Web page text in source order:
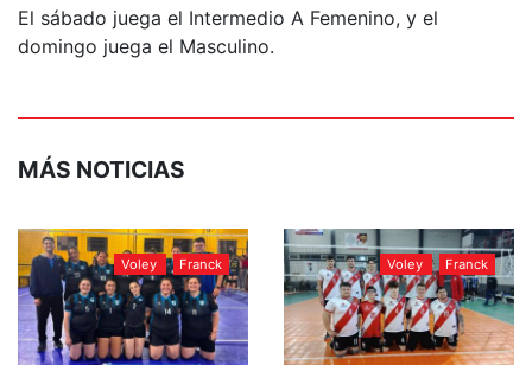
El sábado juega el Intermedio A Femenino, y el
domingo juega el Masculino.
MÁS NOTICIAS
Voley Franck Voley Franck